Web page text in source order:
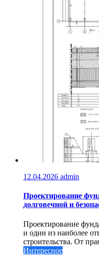
12.04.2026 admin
Проектирование
долговечной и
Проектирование
и один из наиболее
строительства. От
Интересное